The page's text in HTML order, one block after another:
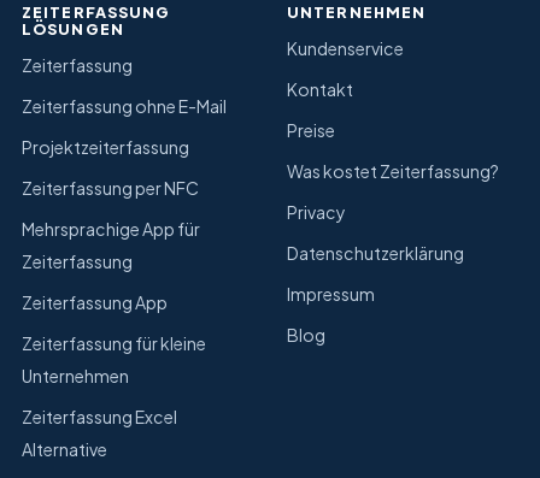
ZEITERFASSUNG
LÖSUNGEN
Zeiterfassung
Zeiterfassung ohne E-Mail
Projektzeiterfassung
Zeiterfassung per NFC
Mehrsprachige App für
Zeiterfassung
Zeiterfassung App
Zeiterfassung für kleine
Unternehmen
Zeiterfassung Excel
Alternative
UNTERNEHMEN
Kundenservice
Kontakt
Preise
Was kostet Zeiterfassung?
Privacy
Datenschutzerklärung
Impressum
Blog